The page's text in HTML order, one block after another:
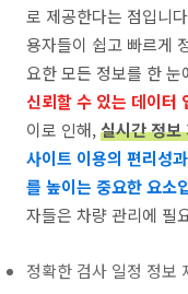
로 제공한다는 점입니
용자들이 쉽고 빠르게
요한 모든 정보를 한 눈
신뢰할 수 있는 데이터
이로 인해,실시간 정보
사이트 이용의 편리성
를 높이는 중요한 요소
자들은 차량 관리에 필
정확한 검사 일정 정보